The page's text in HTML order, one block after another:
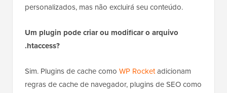
personalizados, mas não excluirá seu conteúdo.
Um plugin pode criar ou modificar o arquivo
.htaccess?
Sim. Plugins de cache como WP Rocketadicionam
regras de cache de navegador, plugins de SEO como